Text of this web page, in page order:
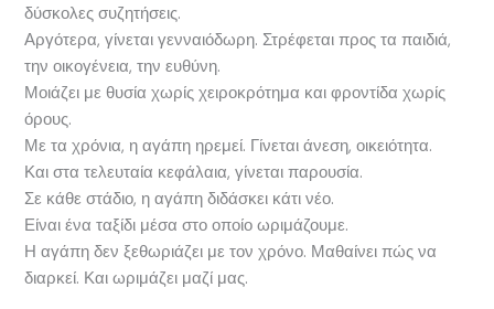
δύσκολες συζητήσεις.
Αργότερα, γίνεται γενναιόδωρη. Στρέφεται προς τα παιδιά,
την οικογένεια, την ευθύνη.
Μοιάζει με θυσία χωρίς χειροκρότημα και φροντίδα χωρίς
όρους.
Με τα χρόνια, η αγάπη ηρεμεί. Γίνεται άνεση, οικειότητα.
Και στα τελευταία κεφάλαια, γίνεται παρουσία.
Σε κάθε στάδιο, η αγάπη διδάσκει κάτι νέο.
Είναι ένα ταξίδι μέσα στο οποίο ωριμάζουμε.
Η αγάπη δεν ξεθωριάζει με τον χρόνο. Μαθαίνει πώς να
διαρκεί. Και ωριμάζει μαζί μας.